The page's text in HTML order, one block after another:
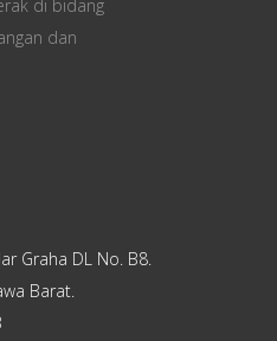
di bidang
dan
Graha DL No. B8.
Barat.